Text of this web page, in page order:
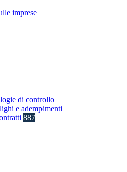
imprese
di controllo
e adempimenti
887